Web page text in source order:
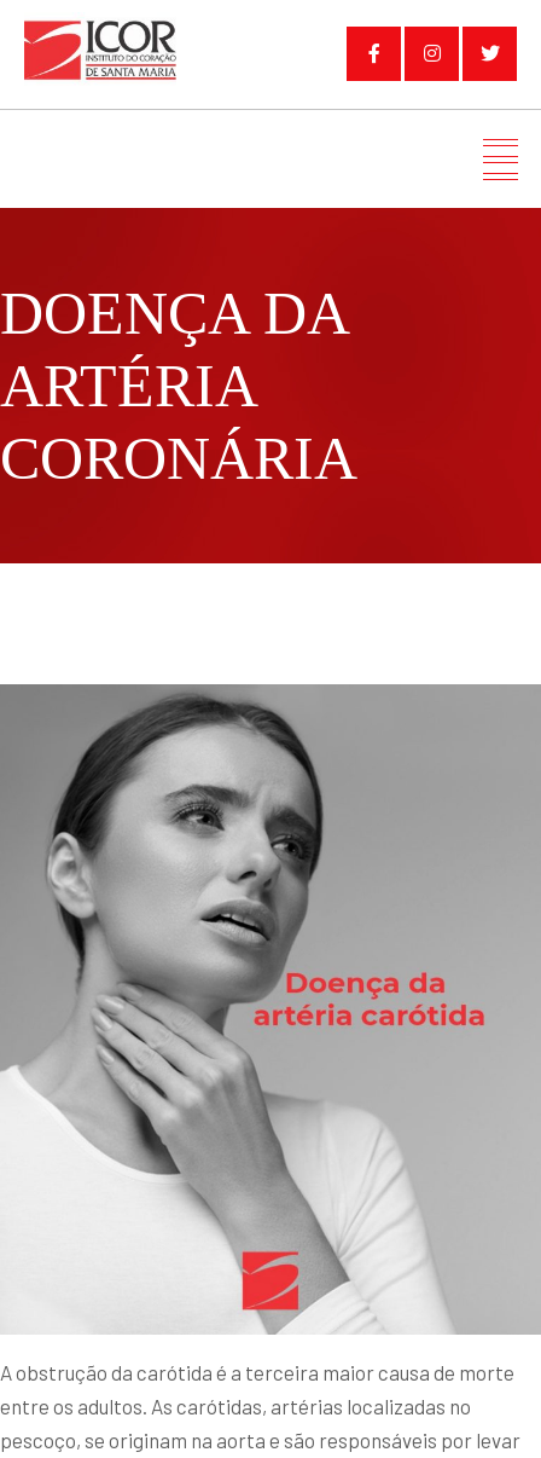
DOENÇA DA
ARTÉRIA
CORONÁRIA
A obstrução da carótida é a terceira maior causa de morte
entre os adultos. As carótidas, artérias localizadas no
pescoço, se originam na aorta e são responsáveis por levar